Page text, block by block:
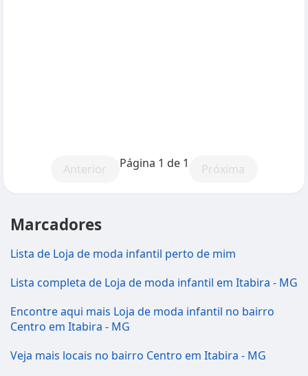
Anterior Página 1 de 1 Próxima
Marcadores
Lista de Loja de moda infantil perto de mim
Lista completa de Loja de moda infantil em Itabira - MG
Encontre aqui mais Loja de moda infantil no bairro
Centro em Itabira - MG
Veja mais locais no bairro Centro em Itabira - MG